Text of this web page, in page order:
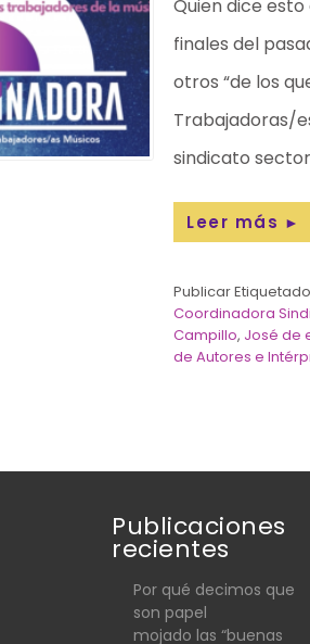
Quien dice
finales del
otros “de los
Trabajadoras/
sindicato
Leer más ►
Publicar
Coordinadora
Campillo, José de
de Autores e
Publicaciones
recientes
Por qué decimos que
son papel
mojado las “buenas